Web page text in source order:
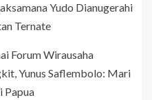
Yudo Dianugerahi
Ternate
Forum Wirausaha
Yunus Saflembolo: Mari
Papua